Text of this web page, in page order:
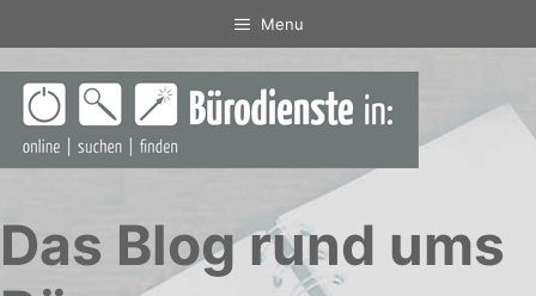
Inhalt
springen
Menu
Das Blog rund ums